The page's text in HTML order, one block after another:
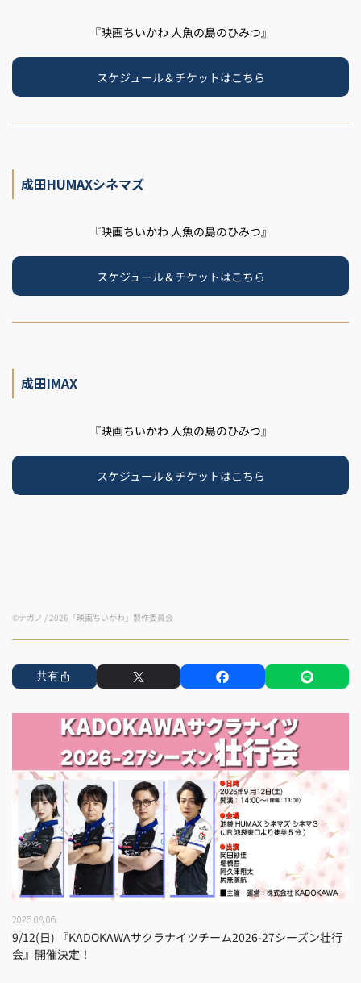
『映画ちいかわ 人魚の島のひみつ』
スケジュール＆チケットはこちら
成田HUMAXシネマズ
『映画ちいかわ 人魚の島のひみつ』
スケジュール＆チケットはこちら
成田IMAX
『映画ちいかわ 人魚の島のひみつ』
スケジュール＆チケットはこちら
©ナガノ / 2026「映画ちいかわ」製作委員会
共有
2026.08.06
9/12(日) 『KADOKAWAサクラナイツチーム2026-27シーズン壮行
会』開催決定！